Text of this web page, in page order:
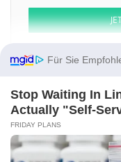
Aktien ATX DAX
Trine II Acquisition a
Für Sie
Stop Waiting In
Actually "Self-
FRIDAY PLANS